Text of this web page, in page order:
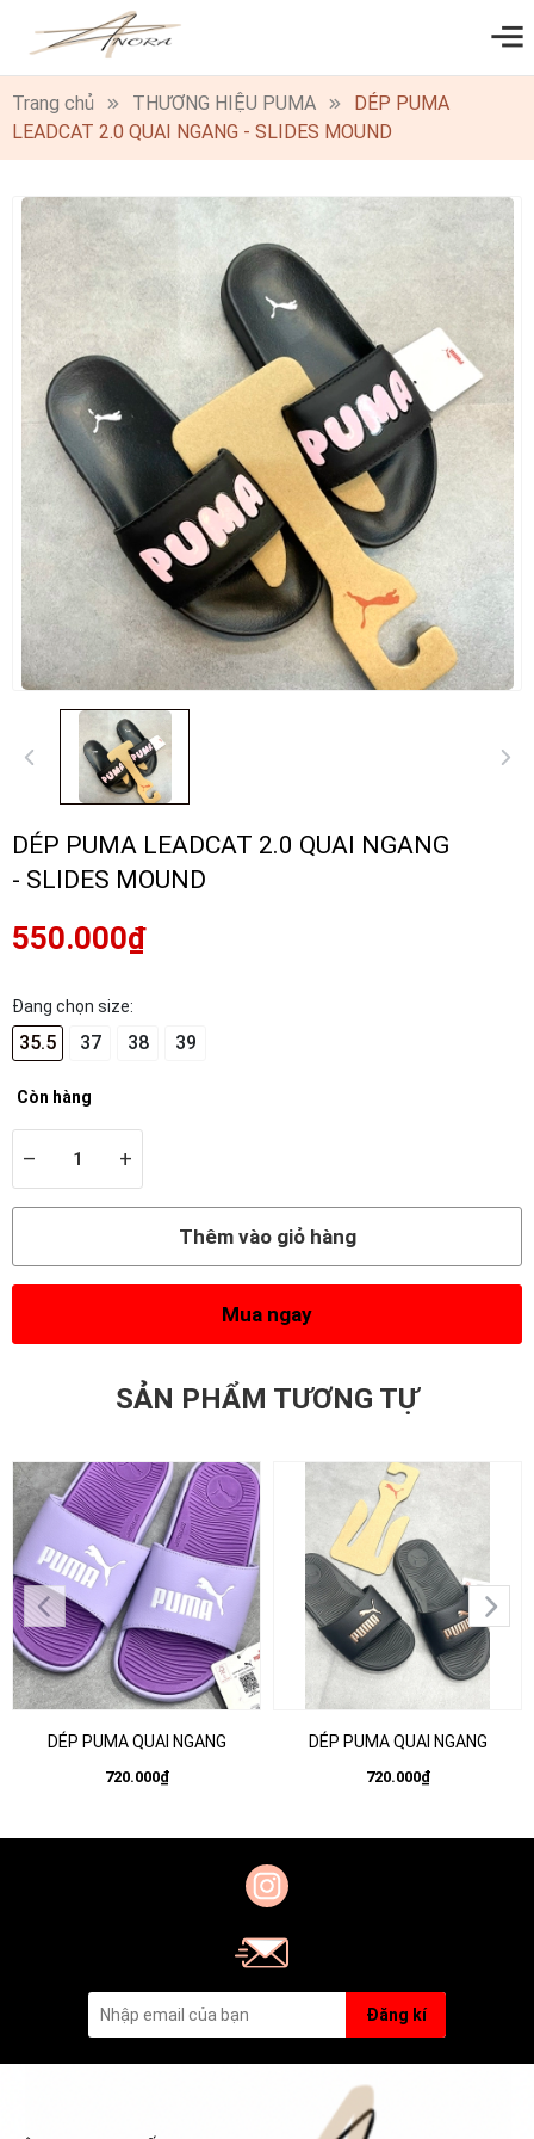
0
Trang chủ THƯƠNG HIỆU PUMA
DÉP PUMA
LEADCAT 2.0 QUAI NGANG - SLIDES MOUND
DÉP PUMA LEADCAT 2.0 QUAI NGANG
- SLIDES MOUND
550.000₫
Đang chọn size:
35.5 37 38 39
Còn hàng
– +
Thêm vào giỏ hàng
Mua ngay
SẢN PHẨM TƯƠNG TỰ
DÉP PUMA QUAI NGANG
720.000₫
DÉP PUMA QUAI NGANG
720.000₫
Đăng kí